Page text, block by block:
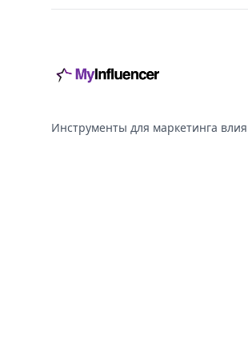
Инструменты для маркетинга